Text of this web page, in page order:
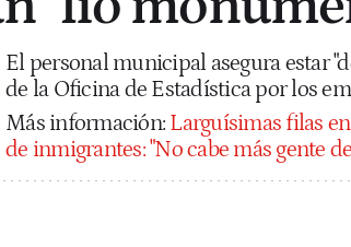
El personal municipal asegura estar
de la Oficina de Estadística por los
Más información: Larguísimas filas
de inmigrantes: "No cabe más gente